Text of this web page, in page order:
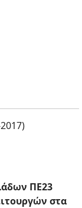
ΠΕ23
στα